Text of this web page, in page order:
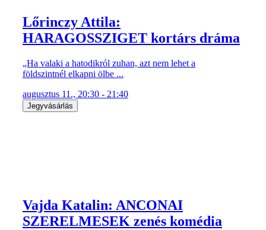
Lőrinczy Attila:
HARAGOSSZIGET kortárs dráma
„Ha valaki a hatodikról zuhan, azt nem lehet a
földszintnél elkapni ölbe ...
augusztus 11., 20:30 - 21:40
Jegyvásárlás
Vajda Katalin: ANCONAI
SZERELMESEK zenés komédia